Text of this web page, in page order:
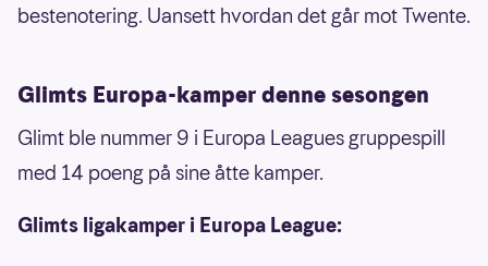
bestenotering. Uansett hvordan det går mot Twente.
Glimts Europa-kamper denne sesongen
Glimt ble nummer 9 i Europa Leagues gruppespill
med 14 poeng på sine åtte kamper.
Glimts ligakamper i Europa League: